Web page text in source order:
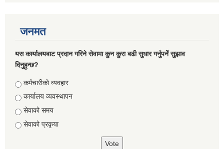
जनमत
यस कार्यालयबाट प्रदान गरिने सेवामा कुन कुरा बढी सुधार गर्नुपर्ने सुझाव
दिनुहुन्छ?
Choices
कर्मचारीको व्यवहार
कार्यालय व्यवस्थापन
सेवाको समय
सेवाको प्रकृया